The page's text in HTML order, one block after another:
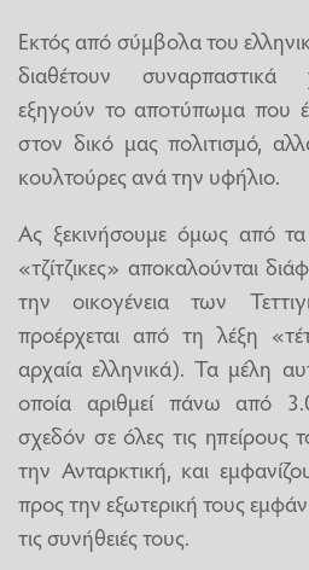
Εκτός από σύμβολα του
διαθέτουν συναρπαστικά
εξηγούν το αποτύπωμα που
στον δικό μας πολιτισμό,
κουλτούρες ανά την υφήλιο.
Ας ξεκινήσουμε όμως από τα
«τζίτζικες» αποκαλούνται
την οικογένεια των
προέρχεται από τη λέξη
αρχαία ελληνικά). Τα μέλη
οποία αριθμεί πάνω από
σχεδόν σε όλες τις ηπείρους
την Ανταρκτική, και
προς την εξωτερική τους
τις συνήθειές τους.